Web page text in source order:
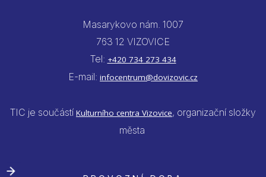
Masarykovo nám. 1007
763 12 VIZOVICE
Tel: +420 734 273 434
E-mail: infocentrum@dovizovic.cz
TIC je součástí Kulturního centra Vizovice, organizační složky
města